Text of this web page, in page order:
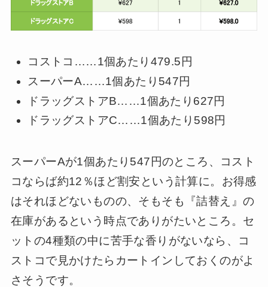
コストコ……1個あたり479.5円
スーパーA……1個あたり547円
ドラッグストアB……1個あたり627円
ドラッグストアC……1個あたり598円
スーパーAが1個あたり547円のところ、コスト
コならば約12％ほど割安という計算に。お得感
はそれほどないものの、そもそも『詰替え』の
在庫があるという時点でありがたいところ。セ
ットの4種類の中に苦手な香りがないなら、コ
ストコで見かけたらカートインしておくのがよ
さそうです。